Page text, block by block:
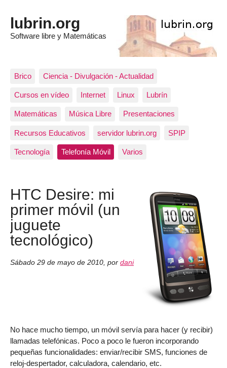
lubrin.org
Software libre y Matemáticas
Brico Ciencia - Divulgación - Actualidad
Cursos en vídeo Internet Linux Lubrín
Matemáticas Música Libre Presentaciones
Recursos Educativos servidor lubrin.org SPIP
Tecnología Telefonía Móvil Varios
HTC Desire: mi
primer móvil (un
juguete
tecnológico)
Sábado 29 de mayo de 2010, por dani
No hace mucho tiempo, un móvil servía para hacer (y recibir)
llamadas telefónicas. Poco a poco le fueron incorporando
pequeñas funcionalidades: enviar/recibir SMS, funciones de
reloj-despertador, calculadora, calendario, etc.